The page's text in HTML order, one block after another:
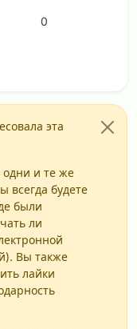
0
эта
одни и те же
всегда будете
были
ли
Вы также
лайки